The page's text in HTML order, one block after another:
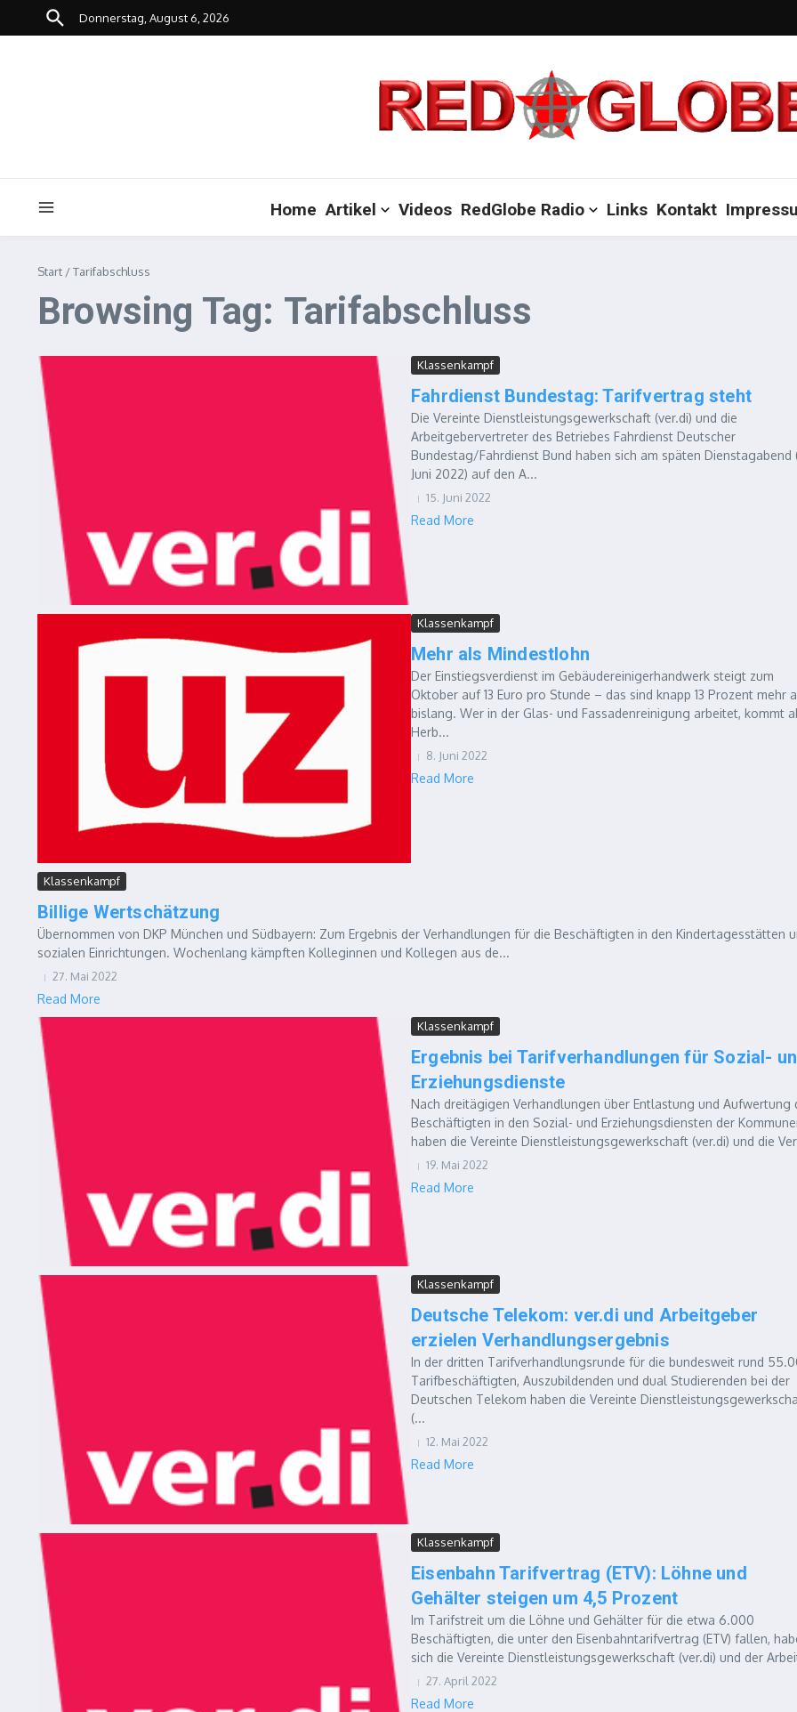
Zum Inhalt springen
Donnerstag, August 6, 2026
Home Artikel Videos RedGlobe Radio Links Kontakt
Start /Tarifabschluss
Browsing Tag: Tarifabschluss
Klassenkampf
Fahrdienst Bundestag: Tarifvertrag steht
Die Vereinte Dienstleistungsgewerkschaft (ver.di) und die
Arbeitgebervertreter des Betriebes Fahrdienst Deutscher
Bundestag/Fahrdienst Bund haben sich am späten Dienstagabend
Juni 2022) auf den A...
15. Juni 2022
Read More
Klassenkampf
Mehr als Mindestlohn
Der Einstiegsverdienst im Gebäudereinigerhandwerk steigt zum
Oktober auf 13 Euro pro Stunde – das sind knapp 13 Prozent mehr
bislang. Wer in der Glas- und Fassadenreinigung arbeitet, kommt
Herb...
8. Juni 2022
Read More
Klassenkampf
Billige Wertschätzung
Übernommen von DKP München und Südbayern: Zum Ergebnis der Verhandlungen für die Beschäftigten in den Kindertagesstätten
sozialen Einrichtungen. Wochenlang kämpften Kolleginnen und Kollegen aus de...
27. Mai 2022
Read More
Klassenkampf
Ergebnis bei Tarifverhandlungen für Sozial-
Erziehungsdienste
Nach dreitägigen Verhandlungen über Entlastung und Aufwertung
Beschäftigten in den Sozial- und Erziehungsdiensten der
haben die Vereinte Dienstleistungsgewerkschaft (ver.di) und die
19. Mai 2022
Read More
Klassenkampf
Deutsche Telekom: ver.di und Arbeitgeber
erzielen Verhandlungsergebnis
In der dritten Tarifverhandlungsrunde für die bundesweit rund
Tarifbeschäftigten, Auszubildenden und dual Studierenden bei der
Deutschen Telekom haben die Vereinte
(...
12. Mai 2022
Read More
Klassenkampf
Eisenbahn Tarifvertrag (ETV): Löhne und
Gehälter steigen um 4,5 Prozent
Im Tarifstreit um die Löhne und Gehälter für die etwa 6.000
Beschäftigten, die unter den Eisenbahntarifvertrag (ETV) fallen,
sich die Vereinte Dienstleistungsgewerkschaft (ver.di) und der
27. April 2022
Read More